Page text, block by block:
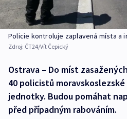
Policie kontroluje zaplavená místa a
Zdroj: ČT24/Vít Čepický
Ostrava – Do míst
40 policistů
jednotky. Budou pomáhat
před případným rabováním.